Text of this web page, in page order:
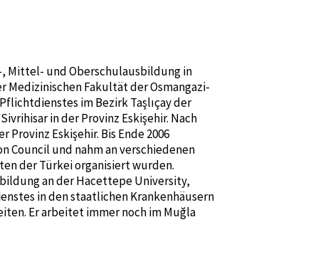
, Mittel- und Oberschulausbildung in
Medizinischen Fakultät der Osmangazi-
im Bezirk Taşlıçay der
in der Provinz Eskişehir. Nach
Eskişehir. Bis Ende 2006
Council und nahm an verschiedenen
der Türkei organisiert wurden.
an der Hacettepe University,
in den staatlichen Krankenhäusern
Er arbeitet immer noch im Muğla